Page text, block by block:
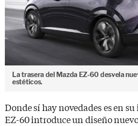
La trasera del Mazda EZ-60 desvela
estéticos.
Donde sí hay novedades es en
EZ-60 introduce un diseño